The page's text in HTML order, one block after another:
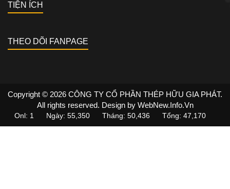
TIỆN ÍCH
THEO DÕI FANPAGE
Copyright © 2026 CÔNG TY CỔ PHẦN THÉP HỮU GIA PHÁT.
All rights reserved. Design by WebNew.Info.Vn
Onl: 1 Ngày: 55,350 Tháng: 50,436 Tổng: 47,170